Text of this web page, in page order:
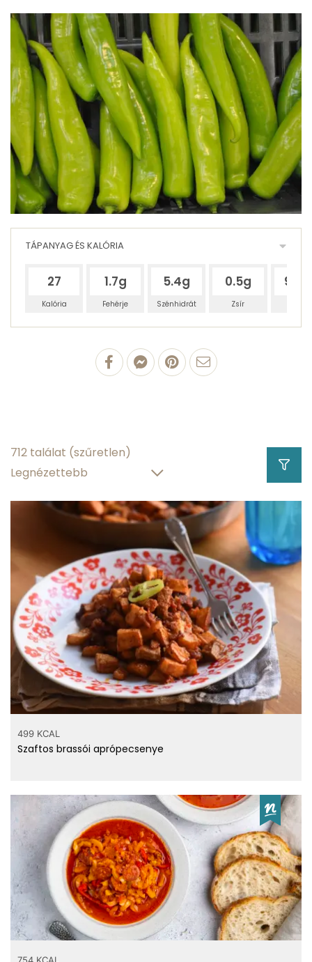
TÁPANYAG ÉS KALÓRIA
27
Kalória
1.7g
Fehérje
5.4g
Szénhidrát
0.5g
Zsír
100 g Hegyes erős
paprika
zsírtartalom
víztartalom 91.81 g
Hány kalória
gramm
hegyes erős paprika?
Számold ki!
Top ásványi anyagok
Foszfor 32 mg
Magnézium 17 mg
712 találat (szűretlen)
499 KCAL
Szaftos brassói aprópecsenye
754 KCAL